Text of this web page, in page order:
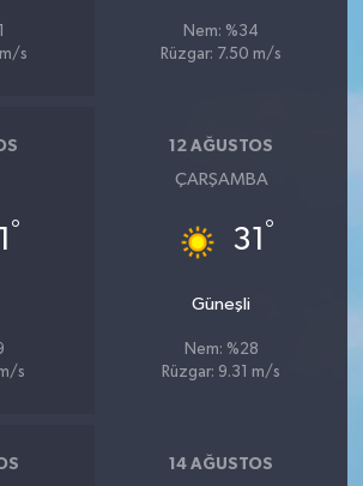
s
Nem: %34
Rüzgar: 7.50 m/s
°
s
12 AĞUSTOS
ÇARŞAMBA
31 °
Güneşli
Nem: %28
Rüzgar: 9.31 m/s
14 AĞUSTOS